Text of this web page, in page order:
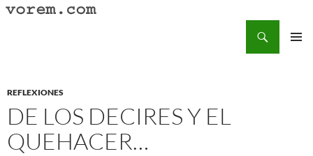
Saltar
REFLEXIONES
DE LOS DECIRES Y EL
QUEHACER…